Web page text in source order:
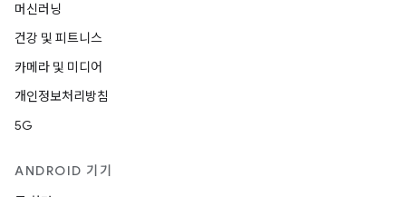
머신러닝
건강 및 피트니스
카메라 및 미디어
개인정보처리방침
5G
ANDROID 기기